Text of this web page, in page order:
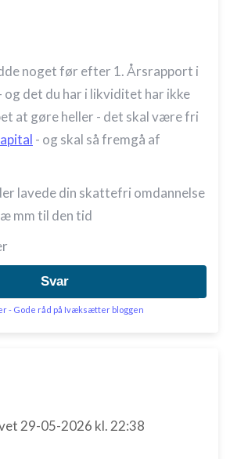
noget før efter 1. Årsrapport i
og det du har i likviditet har ikke
at gøre heller - det skal være fri
- og skal så fremgå af
lavede din skattefri omdannelse
mm til den tid
Svar
- Gode råd på Ivæksætter bloggen
29-05-2026 kl. 22:38